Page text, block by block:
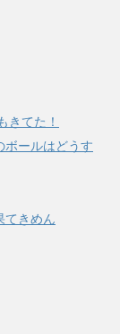
きてた！
ボールはどうす
てきめん